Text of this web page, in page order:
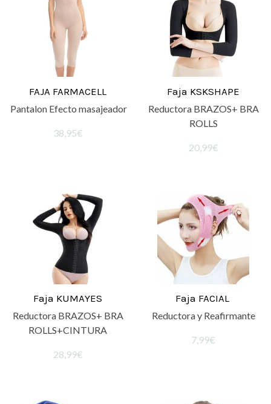
FAJA FARMACELL
Pantalon Efecto masajeador
38,95€
Faja KSKSHAPE
Reductora BRAZOS+ BRA
ROLLS
20,99€
Faja KUMAYES
Reductora BRAZOS+ BRA
ROLLS+CINTURA
28,99€
Faja FACIAL
Reductora y Reafirmante
7,99€